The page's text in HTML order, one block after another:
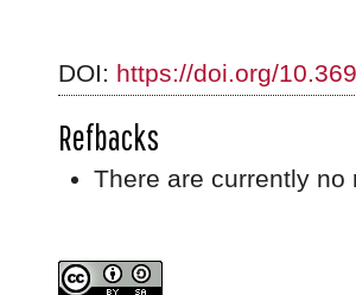
DOI: https://doi.org/
Refbacks
There are currently no